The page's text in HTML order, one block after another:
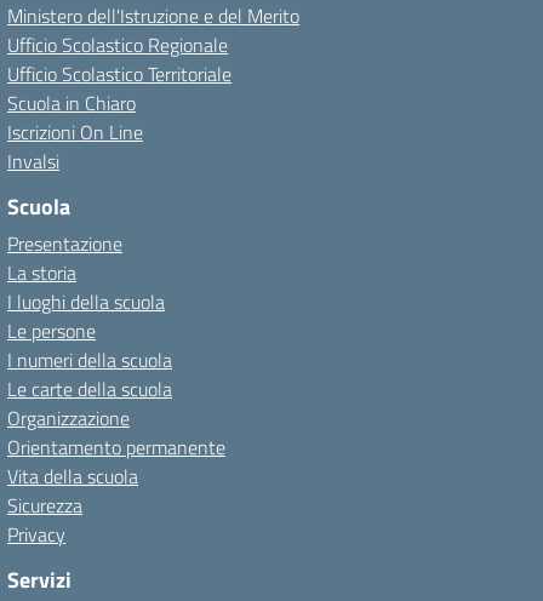
Ministero dell'Istruzione e del Merito
Ufficio Scolastico Regionale
Ufficio Scolastico Territoriale
Scuola in Chiaro
Iscrizioni On Line
Invalsi
Scuola
Presentazione
La storia
I luoghi della scuola
Le persone
I numeri della scuola
Le carte della scuola
Organizzazione
Orientamento permanente
Vita della scuola
Sicurezza
Privacy
Servizi